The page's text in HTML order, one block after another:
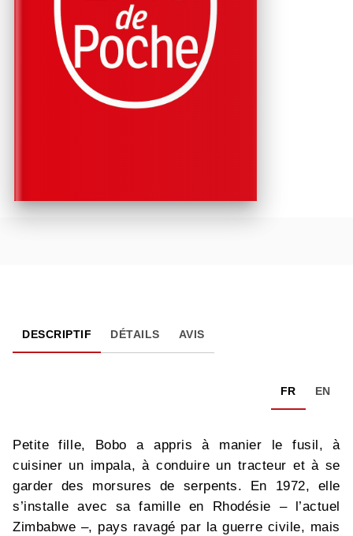
DESCRIPTIF DÉTAILS AVIS
FR EN
Petite fille, Bobo a appris à manier le fusil, à
cuisiner un impala, à conduire un tracteur et à se
garder des morsures de serpents. En 1972, elle
s’installe avec sa famille en Rhodésie – l’actuel
Zimbabwe –, pays ravagé par la guerre civile, mais